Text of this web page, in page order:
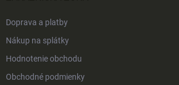
Doprava a platby
Nákup na splátky
Hodnotenie obchodu
Obchodné podmienky